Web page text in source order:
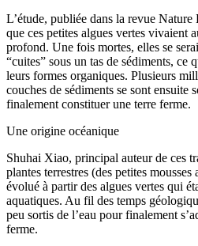
L’étude, publiée dans la revue
que ces petites algues vertes vivaient
profond. Une fois mortes, elles se
“cuites” sous un tas de sédiments, ce
leurs formes organiques. Plusieurs
couches de sédiments se sont ensuite
finalement constituer une terre ferme.
Une origine océanique
Shuhai Xiao, principal auteur de ces
plantes terrestres (des petites
évolué à partir des algues vertes qui
aquatiques. Au fil des temps
peu sortis de l’eau pour finalement
ferme.